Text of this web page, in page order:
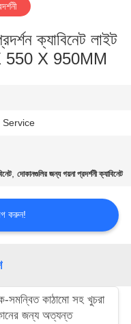
ক্যাবিনেট লাইট
550 X 950MM
Service
,দোকানগুলির জন্য গয়না প্রদর্শনী ক্যাবিনেট
করুন!
সমন্বিত কাঠামো সহ খুচরা
জন্য অত্যন্ত